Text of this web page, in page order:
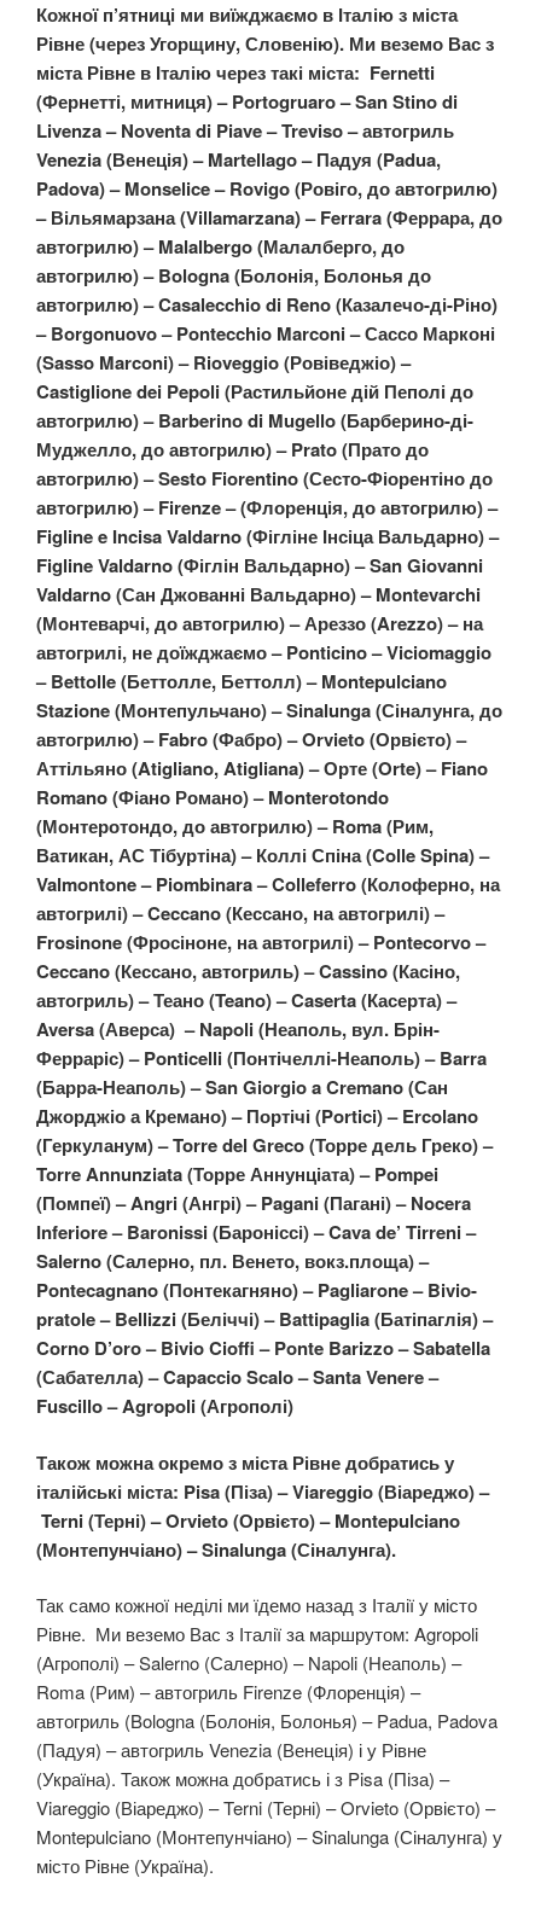
Кожної п’ятниці ми виїжджаємо в Італію з міста
Рівне (через Угорщину, Словенію). Ми веземо Вас з
міста Рівне в Італію через такі міста: Fernetti
(Фернетті, митниця) – Portogruaro – San Stino di
Livenza – Noventa di Piave – Treviso – автогриль
Venezia (Венеція) – Martellago – Падуя (Padua,
Padova) – Monselice – Rovigo (Ровіго, до автогрилю)
– Вільямарзана (Villamarzana) – Ferrara (Феррара, до
автогрилю) – Malalbergo (Малалберго, до
автогрилю) – Bologna (Болонія, Болонья до
автогрилю) – Casalecchio di Reno (Казалечо-ді-Ріно)
– Borgonuovo – Pontecchio Marconi – Сассо Марконі
(Sasso Marconi) – Rioveggio (Ровіведжіо) –
Castiglione dei Pepoli (Растильйоне дій Пеполі до
автогрилю) – Barberino di Mugello (Барберино-ді-
Муджелло, до автогрилю) – Prato (Прато до
автогрилю) – Sesto Fiorentino (Сесто-Фіорентіно до
автогрилю) – Firenze – (Флоренція, до автогрилю) –
Figline e Incisa Valdarno (Фігліне Інсіца Вальдарно) –
Figline Valdarno (Фіглін Вальдарно) – San Giovanni
Valdarno (Сан Джованні Вальдарно) – Montevarchi
(Монтеварчі, до автогрилю) – Ареззо (Arezzo) – на
автогрилі, не доїжджаємо – Ponticino – Viciomaggio
– Bettolle (Беттолле, Беттолл) – Montepulciano
Stazione (Монтепульчано) – Sinalunga (Сіналунга, до
автогрилю) – Fabro (Фабро) – Orvieto (Орвієто) –
Аттільяно (Atigliano, Atigliana) – Орте (Orte) – Fiano
Romano (Фіано Романо) – Monterotondo
(Монтеротондо, до автогрилю) – Roma (Рим,
Ватикан, АС Тібуртіна) – Коллі Спіна (Colle Spina) –
Valmontone – Piombinara – Colleferro (Колоферно, на
автогрилі) – Ceccano (Кессано, на автогрилі) –
Frosinone (Фросіноне, на автогрилі) – Pontecorvo –
Ceccano (Кессано, автогриль) – Cassino (Касіно,
автогриль) – Теано (Teano) – Caserta (Касерта) –
Aversa (Аверса) – Napoli (Неаполь, вул. Брін-
Ферраріс) – Ponticelli (Понтічеллі-Неаполь) – Barra
(Барра-Неаполь) – San Giorgio a Cremano (Сан
Джорджіо а Кремано) – Портічі (Portici) – Ercolano
(Геркуланум) – Torre del Greco (Торре дель Греко) –
Torre Annunziata (Торре Аннунціата) – Pompei
(Помпеї) – Angri (Ангрі) – Pagani (Пагані) – Nocera
Inferiore – Baronissi (Бароніссі) – Cava de’ Tirreni –
Salerno (Салерно, пл. Венето, вокз.площа) –
Pontecagnano (Понтекагняно) – Pagliarone – Bivio-
pratole – Bellizzi (Беліччі) – Battipaglia (Батіпаглія) –
Corno D’oro – Bivio Cioffi – Ponte Barizzo – Sabatella
(Сабателла) – Capaccio Scalo – Santa Venere –
Fuscillo – Agropoli (Агрополі)
Також можна окремо з міста Рівне добратись у
італійські міста: Pisa (Піза) – Viareggio (Віареджо) –
Terni (Терні) – Orvieto (Орвієто) – Montepulciano
(Монтепунчіано) – Sinalunga (Сіналунга).
Так само кожної неділі ми їдемо назад з Італії у місто
Рівне. Ми веземо Вас з Італії за маршрутом: Agropoli
(Агрополі) – Salerno (Салерно) – Napoli (Неаполь) –
Roma (Рим) – автогриль Firenze (Флоренція) –
автогриль (Bologna (Болонія, Болонья) – Padua, Padova
(Падуя) – автогриль Venezia (Венеція) і у Рівне
(Україна). Також можна добратись і з Pisa (Піза) –
Viareggio (Віареджо) – Terni (Терні) – Orvieto (Орвієто) –
Montepulciano (Монтепунчіано) – Sinalunga (Сіналунга) у
місто Рівне (Україна).